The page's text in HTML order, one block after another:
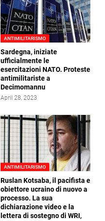
ANTIMILITARISMO
Sardegna, iniziate
ufficialmente le
esercitazioni NATO. Proteste
antimilitariste a
Decimomannu
April 28, 2023
ANTIMILITARISMO
Ruslan Kotsaba, il pacifista e
obiettore ucraino di nuovo a
processo. La sua
dichiarazione video e la
lettera di sostegno di WRI,